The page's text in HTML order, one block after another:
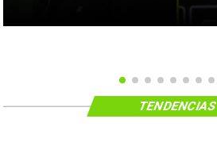
TENDENCIAS